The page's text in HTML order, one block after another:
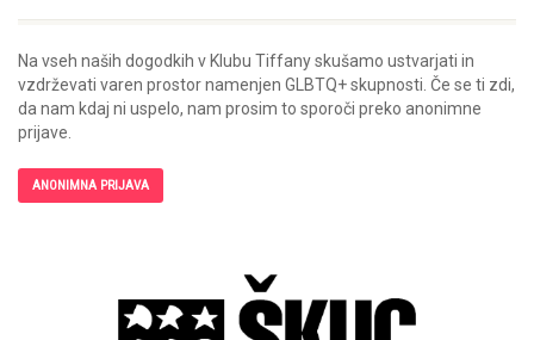
Na vseh naših dogodkih v Klubu Tiffany skušamo ustvarjati in
vzdrževati varen prostor namenjen GLBTQ+ skupnosti. Če se ti zdi,
da nam kdaj ni uspelo, nam prosim to sporoči preko anonimne
prijave.
ANONIMNA PRIJAVA